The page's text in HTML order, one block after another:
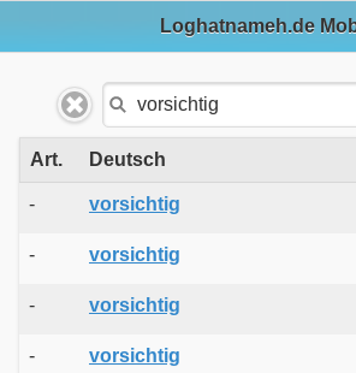
Loghatnameh.de
Art. Deutsch
- vorsichtig
- vorsichtig
- vorsichtig
- vorsichtig